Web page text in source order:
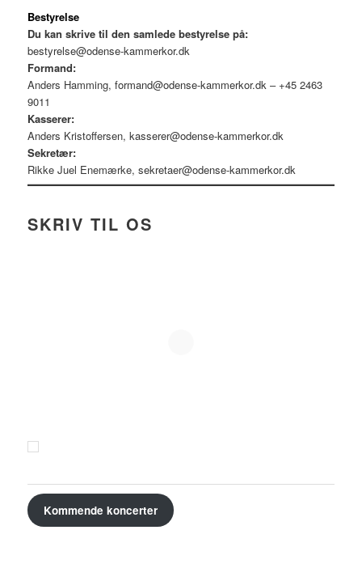
Bestyrelse
Du kan skrive til den samlede bestyrelse på:
bestyrelse@odense-kammerkor.dk
Formand:
Anders Hamming,formand@odense-kammerkor.dk – +45 2463
9011
Kasserer:
Anders Kristoffersen,kasserer@odense-kammerkor.dk
Sekretær:
Rikke Juel Enemærke,sekretaer@odense-kammerkor.dk
SKRIV TIL OS
Kommende koncerter